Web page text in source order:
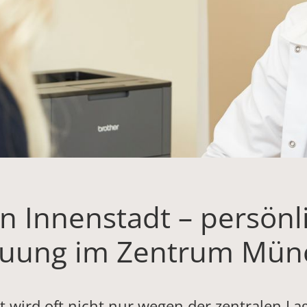
Innenstadt –
im Zentrum